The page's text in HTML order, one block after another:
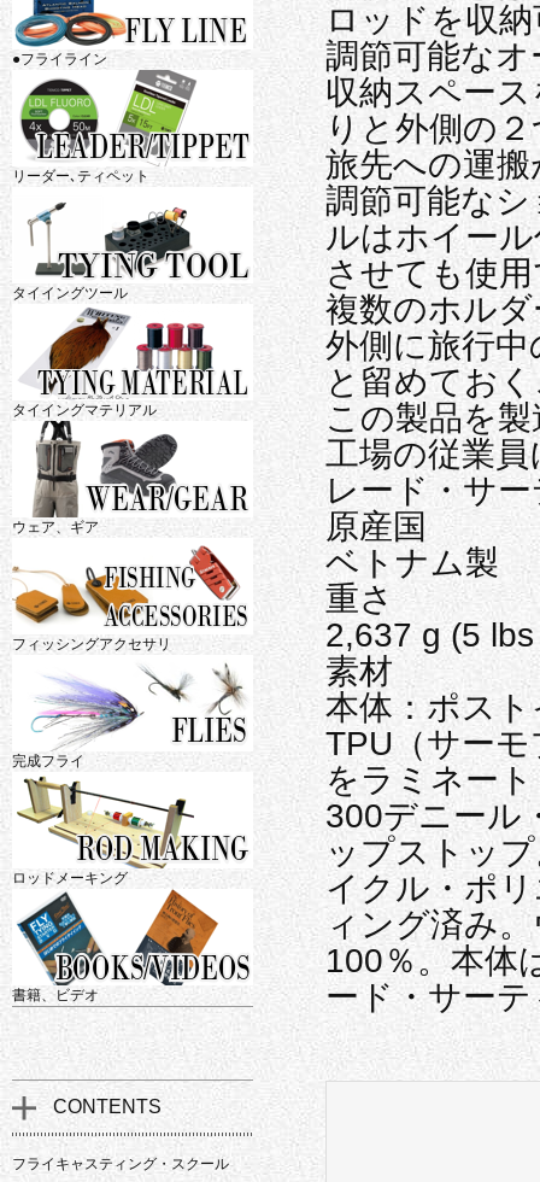
ロッドを収
調節可能な
収納スペー
りと外側の
旅先への運搬
調節可能な
ルはホイー
させても使
複数のホルダ
外側に旅行
と留めてお
この製品を
工場の従業
レード・サ
原産国
ベトナム製
重さ
2,637 g (5
素材
本体：ポス
TPU（サー
をラミネー
300デニール
ップストッ
イクル・ポ
ィング済み
100％。本体
ード・サー
●フライライン
リーダー､ティペット
タイイングツール
タイイングマテリアル
ウェア、ギア
フィッシングアクセサリ
完成フライ
ロッドメーキング
書籍、ビデオ
CONTENTS
フライキャスティング・スクール